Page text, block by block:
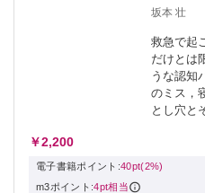
坂本 壮
救急で起
だけとは
うな認知
のミス，
とし穴と
ートバ
ト」2019
￥2,200
電子書籍ポイント:40pt(2%)
m3ポイント:4pt相当